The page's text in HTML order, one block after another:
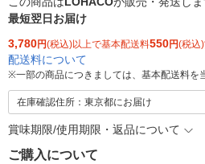
最短翌日お届け
3,780円(税込)以上で基本配送料550円(税込)
配送料について
※一部の商品につきましては、基本配送料を
在庫確認住所：東京都にお届け
賞味期限/使用期限・返品について
ご購入について